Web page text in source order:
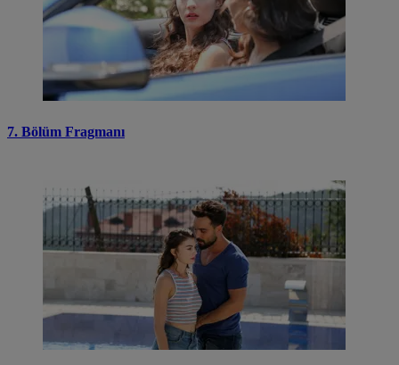
7. Bölüm Fragmanı